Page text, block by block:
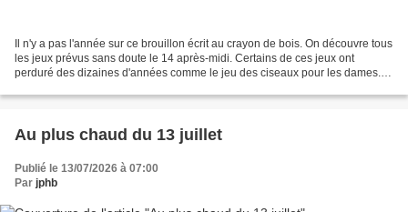
Il n'y a pas l'année sur ce brouillon écrit au crayon de bois. On découvre tous
les jeux prévus sans doute le 14 après-midi. Certains de ces jeux ont
perduré des dizaines d'années comme le jeu des ciseaux pour les dames.
Au plus chaud du 13 juillet
Publié le 13/07/2026 à 07:00
Par jphb